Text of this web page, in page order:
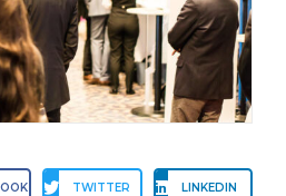
TWITTER LINKEDIN